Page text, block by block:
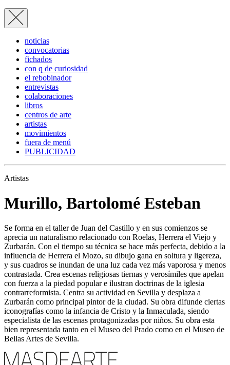
noticias
convocatorias
fichados
con q de curiosidad
el rebobinador
entrevistas
colaboraciones
libros
centros de arte
artistas
movimientos
fuera de menú
PUBLICIDAD
Artistas
Murillo, Bartolomé Esteban
Se forma en el taller de Juan del Castillo y en sus comienzos se
aprecia un naturalismo relacionado con Roelas, Herrera el Viejo y
Zurbarán. Con el tiempo su técnica se hace más perfecta, debido a la
influencia de Herrera el Mozo, su dibujo gana en soltura y ligereza,
y sus cuadros se inundan de una luz cada vez más vaporosa y menos
contrastada. Crea escenas religiosas tiernas y verosímiles que apelan
con fuerza a la piedad popular e ilustran doctrinas de la iglesia
contrarreformista. Centra su actividad en Sevilla y desplaza a
Zurbarán como principal pintor de la ciudad. Su obra difunde ciertas
iconografías como la infancia de Cristo y la Inmaculada, siendo
especialista de las escenas protagonizadas por niños. Su obra esta
bien representada tanto en el Museo del Prado como en el Museo de
Bellas Artes de Sevilla.